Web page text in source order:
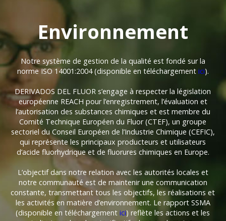
Environnement
Notre système de gestion de la qualité est fondé sur la
norme ISO 14001:2004 (disponible en téléchargement ici).
DERIVADOS DEL FLUOR s’engage à respecter la législation
européenne REACH pour l’enregistrement, l’évaluation et
l’autorisation des substances chimiques et est membre du
Comité Technique Européen du Fluor (CTEF), un groupe
sectoriel du Conseil Européen de l’Industrie Chimique (CEFIC),
qui représente les principaux producteurs et utilisateurs
d’acide fluorhydrique et de fluorures chimiques en Europe.
L’objectif dans notre relation avec les autorités locales et
notre communauté est de maintenir une communication
constante, transmettant tous les objectifs, les réalisations et
les activités en matière d’environnement. Le rapport SSMA
(disponible en téléchargementici) reflète les actions et les